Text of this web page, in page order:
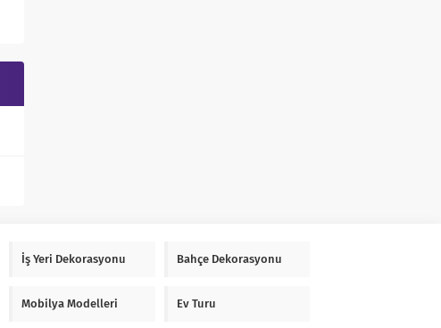
İş Yeri Dekorasyonu Bahçe Dekorasyonu
Mobilya Modelleri Ev Turu